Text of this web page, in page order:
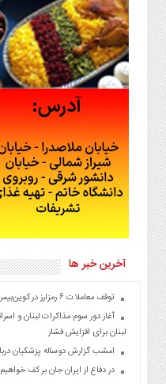
آخرین خبر ها
توقف معاملات ۶ رمزارز در کوین‌بیس از امروز
آغاز دور سوم مذاکرات لبنان و
لبنان برای افزایش فشار
امشب گزارش دوساله پزشکیان
در دفاع از ایران جان بر کف